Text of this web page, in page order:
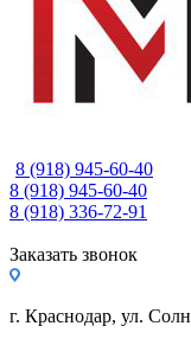
8 (918) 945-60-40
8 (918) 945-60-40
8 (918) 336-72-91
Заказать звонок
г. Краснодар, ул.